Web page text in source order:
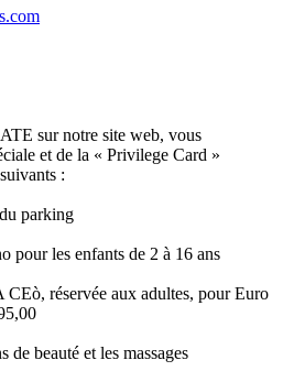
sur notre site web, vous
et de la « Privilege Card »
:
parking
pour les enfants de 2 à 16 ans
CEò, réservée aux adultes, pour Euro
de beauté et les massages